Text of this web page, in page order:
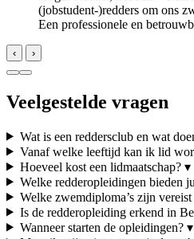
(jobstudent-)redders om ons
Een professionele en
‹ ›
Veelgestelde vragen
Wat is een reddersclub en wat
Vanaf welke leeftijd kan ik lid
Hoeveel kost een lidmaatschap? ▾
Welke redderopleidingen bieden
Welke zwemdiploma’s zijn
Is de redderopleiding erkend in
Wanneer starten de opleidingen? ▾